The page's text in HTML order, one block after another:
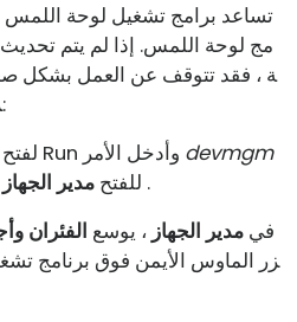
تساعد برامج تشغيل لوحة اللمس
مج لوحة اللمس. إذا لم يتم
ة ، فقد تتوقف عن العمل بشكل
م بتحديثها على النحو التالي:
devmgm
. اضغط على Enter للفتح مدير الجهاز
.
في مدير الجهاز ، يوسع الفئران
زر الماوس الأيمن فوق برنامج